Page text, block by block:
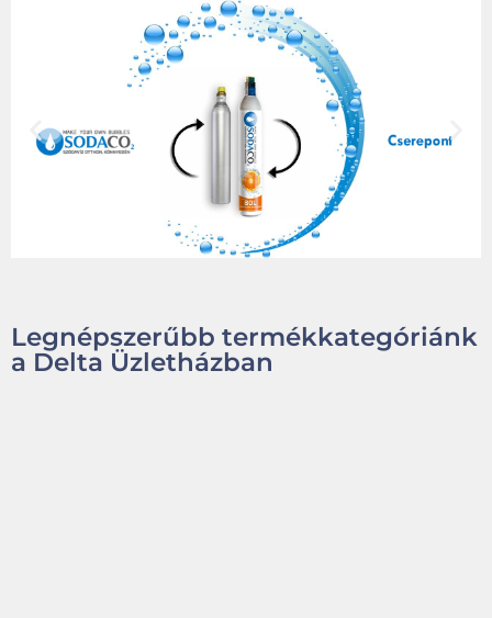
Legnépszerűbb termékkategóriánk
a Delta Üzletházban